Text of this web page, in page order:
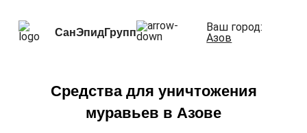
Ваш город:
Азов
СанЭпидГрупп
Средства для уничтожения
муравьев в Азове